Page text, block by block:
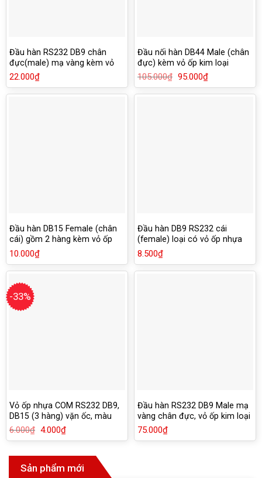
Đầu hàn RS232 DB9 chân
đực(male) mạ vàng kèm vỏ
ốp nhựa
22.000₫
Đầu nối hàn DB44 Male (chân
đực) kèm vỏ ốp kim loại
105.000₫ Giá
là:
95.000₫Giá
hiện
tại
Đầu hàn DB15 Female (chân
cái) gồm 2 hàng kèm vỏ ốp
nhựa
10.000₫
Đầu hàn DB9 RS232 cái
(female) loại có vỏ ốp nhựa
vặn ốc
8.500₫
-33%
Vỏ ốp nhựa COM RS232 DB9,
DB15 (3 hàng) vặn ốc, màu
xám
6.000₫ Giá
6.000₫.
4.000₫Giá
hiện
là:
4.000₫.
Đầu hàn RS232 DB9 Male mạ
vàng chân đực, vỏ ốp kim loại
chống han rỉ
75.000₫
Sản phẩm mới